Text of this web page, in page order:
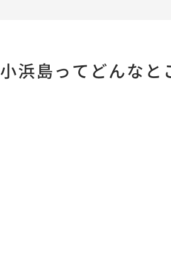
小浜島ってどんな